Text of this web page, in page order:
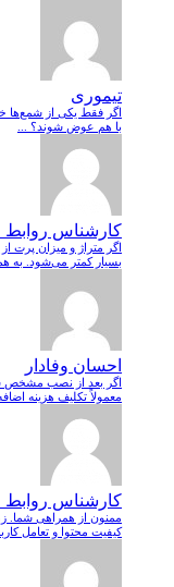
تیموری
اگر فقط یکی از شمع‌ها
با هم عوض شوند؟ ...
کارشناس
اگر متراژ و میزان پرت
بسیار کمتر می‌شود. به
احسان وفادار
اگر بعد از نصب مشخص
معمولاً تکلیف هزینه
کارشناس
ممنون از همراهی شما.
کیفیت محتوا و تعامل